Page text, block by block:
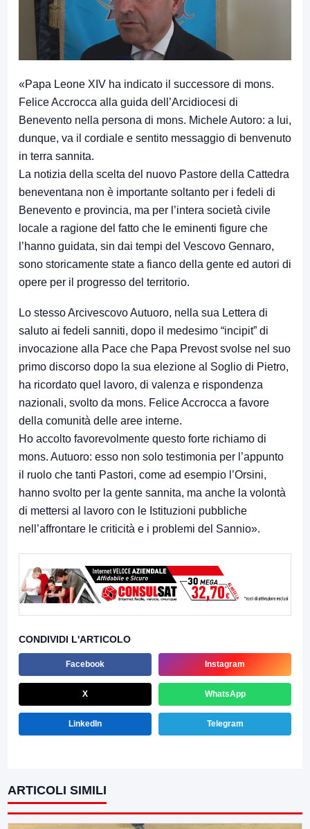
«Papa Leone XIV ha indicato il successore di mons.
Felice Accrocca alla guida dell’Arcidiocesi di
Benevento nella persona di mons. Michele Autoro: a lui,
dunque, va il cordiale e sentito messaggio di benvenuto
in terra sannita.
La notizia della scelta del nuovo Pastore della Cattedra
beneventana non è importante soltanto per i fedeli di
Benevento e provincia, ma per l’intera società civile
locale a ragione del fatto che le eminenti figure che
l’hanno guidata, sin dai tempi del Vescovo Gennaro,
sono storicamente state a fianco della gente ed autori di
opere per il progresso del territorio.
Lo stesso Arcivescovo Autuoro, nella sua Lettera di
saluto ai fedeli sanniti, dopo il medesimo “incipit” di
invocazione alla Pace che Papa Prevost svolse nel suo
primo discorso dopo la sua elezione al Soglio di Pietro,
ha ricordato quel lavoro, di valenza e rispondenza
nazionali, svolto da mons. Felice Accrocca a favore
della comunità delle aree interne.
Ho accolto favorevolmente questo forte richiamo di
mons. Autuoro: esso non solo testimonia per l’appunto
il ruolo che tanti Pastori, come ad esempio l’Orsini,
hanno svolto per la gente sannita, ma anche la volontà
di mettersi al lavoro con le Istituzioni pubbliche
nell’affrontare le criticità e i problemi del Sannio».
CONDIVIDI L'ARTICOLO
Facebook Instagram
X WhatsApp
LinkedIn Telegram
ARTICOLI SIMILI